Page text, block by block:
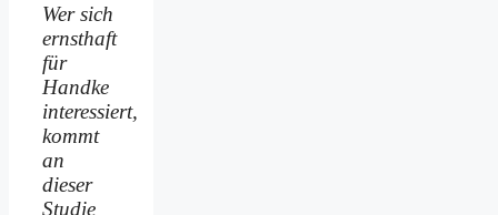
Wer sich
ernsthaft
für
Handke
interessiert,
kommt
an
dieser
Studie